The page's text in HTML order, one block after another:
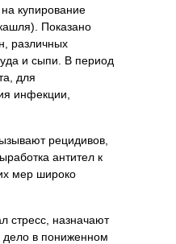
купирование
Показано
различных
и сыпи. В период
для
инфекции,
рецидивов,
антител к
мер широко
стресс, назначают
дело в пониженном